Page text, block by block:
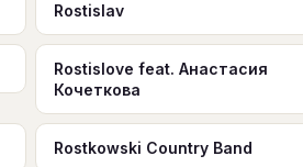
Rostislav
Rostislove feat. Анастасия
Кочеткова
Rostkowski Country Band